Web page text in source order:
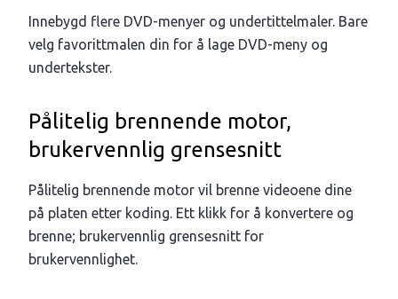
Innebygd flere DVD-menyer og undertittelmaler. Bare
velg favorittmalen din for å lage DVD-meny og
undertekster.
Pålitelig brennende motor,
brukervennlig grensesnitt
Pålitelig brennende motor vil brenne videoene dine
på platen etter koding. Ett klikk for å konvertere og
brenne; brukervennlig grensesnitt for
brukervennlighet.